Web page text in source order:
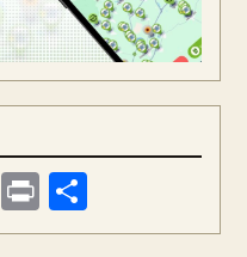
Email
Print
meg